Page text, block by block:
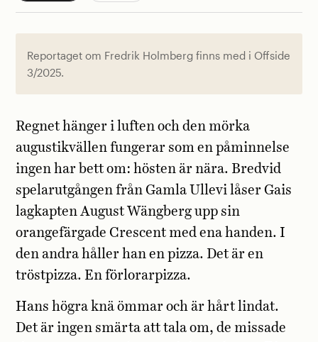
Reportaget om Fredrik Holmberg finns med i Offside
3/2025.
Regnet hänger i luften och den mörka
augustikvällen fungerar som en påminnelse
ingen har bett om: hösten är nära. Bredvid
spelarutgången från Gamla Ullevi låser Gais
lagkapten August Wängberg upp sin
orangefärgade Crescent med ena handen. I
den andra håller han en pizza. Det är en
tröstpizza. En förlorarpizza.
Hans högra knä ömmar och är hårt lindat.
Det är ingen smärta att tala om, de missade